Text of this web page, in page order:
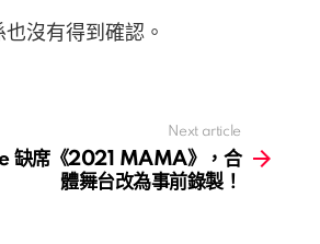
沒有得到確認。
Next article
缺席《2021 MAMA》，合
體舞台改為事前錄製！